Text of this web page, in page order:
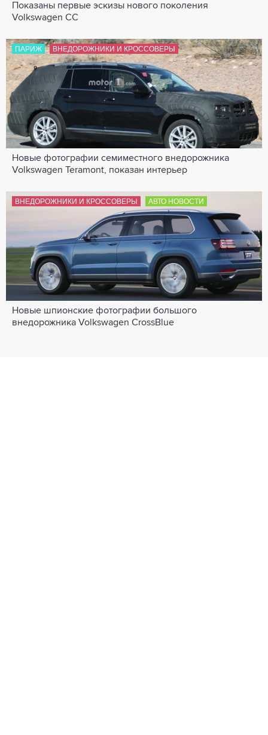
Показаны первые эскизы нового поколения
Volkswagen CC
ПАРИЖ ВНЕДОРОЖНИКИ И КРОССОВЕРЫ
Новые фотографии семиместного внедорожника
Volkswagen Teramont, показан интерьер
ВНЕДОРОЖНИКИ И КРОССОВЕРЫ АВТО НОВОСТИ
Новые шпионские фотографии большого
внедорожника Volkswagen CrossBlue